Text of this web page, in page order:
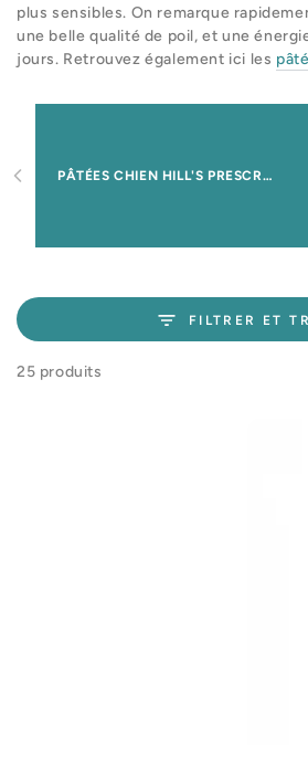
plus sensibles. On remarque
une belle qualité de poil, et une
jours. Retrouvez également ici les
PÂTÉES CHIEN HILL'S PRESCRIPTION DIET
FILTRER ET
25 produits